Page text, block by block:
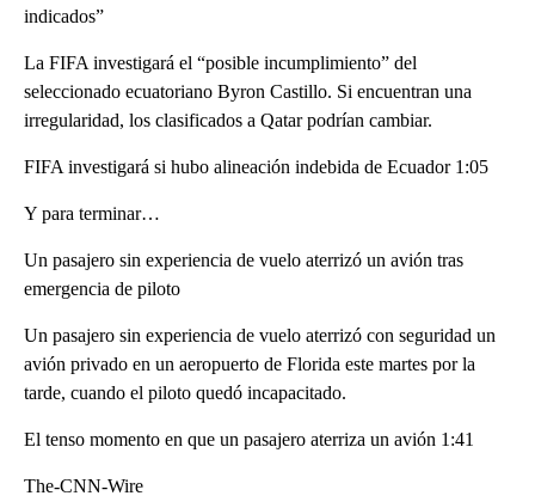
indicados”
La FIFA investigará el “posible incumplimiento” del
seleccionado ecuatoriano Byron Castillo. Si encuentran una
irregularidad, los clasificados a Qatar podrían cambiar.
FIFA investigará si hubo alineación indebida de Ecuador 1:05
Y para terminar…
Un pasajero sin experiencia de vuelo aterrizó un avión tras
emergencia de piloto
Un pasajero sin experiencia de vuelo aterrizó con seguridad un
avión privado en un aeropuerto de Florida este martes por la
tarde, cuando el piloto quedó incapacitado.
El tenso momento en que un pasajero aterriza un avión 1:41
The-CNN-Wire